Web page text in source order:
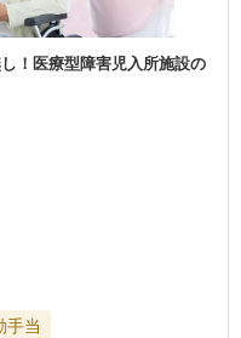
！医療型障害児入所施設の
手当